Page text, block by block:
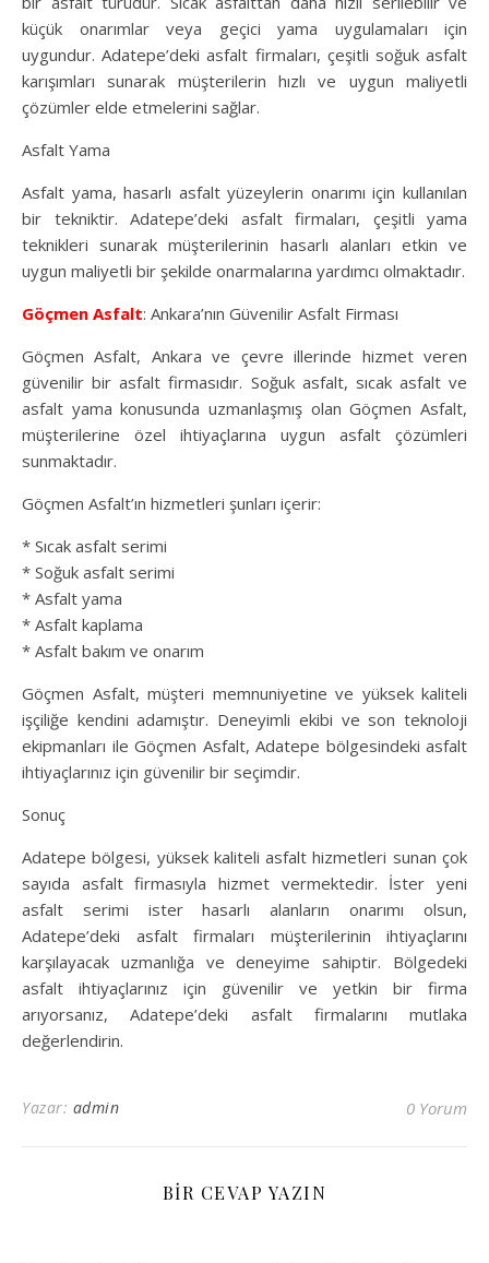
küçük onarımlar veya geçici yama uygulamaları için
uygundur. Adatepe’deki asfalt firmaları, çeşitli soğuk asfalt
karışımları sunarak müşterilerin hızlı ve uygun maliyetli
çözümler elde etmelerini sağlar.
Asfalt Yama
Asfalt yama, hasarlı asfalt yüzeylerin onarımı için kullanılan
bir tekniktir. Adatepe’deki asfalt firmaları, çeşitli yama
teknikleri sunarak müşterilerinin hasarlı alanları etkin ve
uygun maliyetli bir şekilde onarmalarına yardımcı olmaktadır.
Göçmen Asfalt: Ankara’nın Güvenilir Asfalt Firması
Göçmen Asfalt, Ankara ve çevre illerinde hizmet veren
güvenilir bir asfalt firmasıdır. Soğuk asfalt, sıcak asfalt ve
asfalt yama konusunda uzmanlaşmış olan Göçmen Asfalt,
müşterilerine özel ihtiyaçlarına uygun asfalt çözümleri
sunmaktadır.
Göçmen Asfalt’ın hizmetleri şunları içerir:
* Sıcak asfalt serimi
* Soğuk asfalt serimi
* Asfalt yama
* Asfalt kaplama
* Asfalt bakım ve onarım
Göçmen Asfalt, müşteri memnuniyetine ve yüksek kaliteli
işçiliğe kendini adamıştır. Deneyimli ekibi ve son teknoloji
ekipmanları ile Göçmen Asfalt, Adatepe bölgesindeki asfalt
ihtiyaçlarınız için güvenilir bir seçimdir.
Sonuç
Adatepe bölgesi, yüksek kaliteli asfalt hizmetleri sunan çok
sayıda asfalt firmasıyla hizmet vermektedir. İster yeni
asfalt serimi ister hasarlı alanların onarımı olsun,
Adatepe’deki asfalt firmaları müşterilerinin ihtiyaçlarını
karşılayacak uzmanlığa ve deneyime sahiptir. Bölgedeki
asfalt ihtiyaçlarınız için güvenilir ve yetkin bir firma
arıyorsanız, Adatepe’deki asfalt firmalarını mutlaka
değerlendirin.
Yazar: admin 0 Yorum
BIR CEVAP YAZIN